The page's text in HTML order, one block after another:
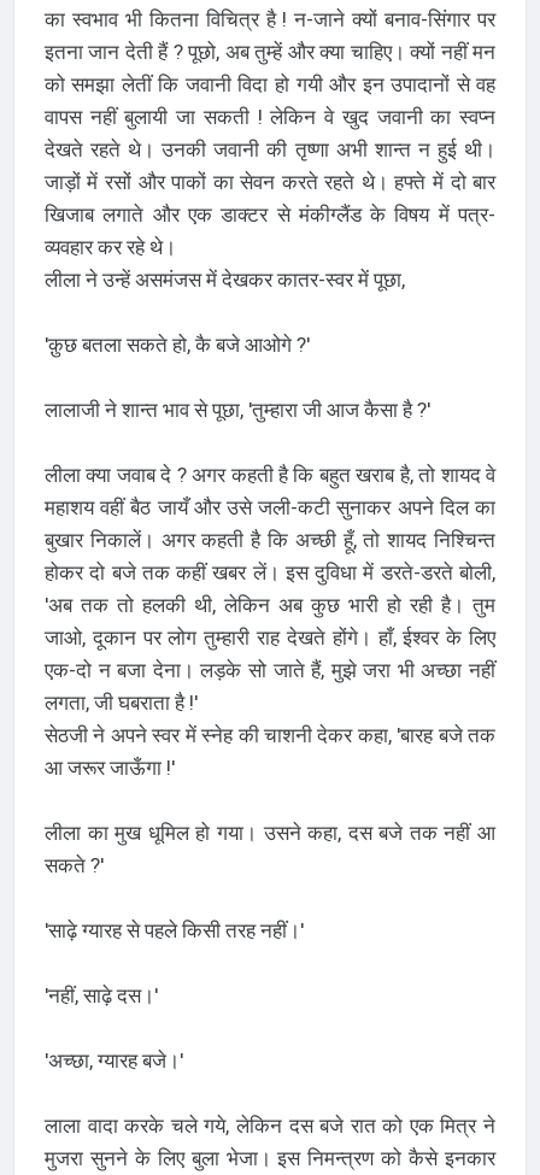
का स्वभाव भी कितना विचित्र है ! न-जाने क्यों बनाव-सिंगार पर
इतना जान देती हैं ? पूछो, अब तुम्हें और क्या चाहिए। क्यों नहीं मन
को समझा लेतीं कि जवानी विदा हो गयी और इन उपादानों से वह
वापस नहीं बुलायी जा सकती ! लेकिन वे खुद जवानी का स्वप्न
देखते रहते थे। उनकी जवानी की तृष्णा अभी शान्त न हुई थी।
जाड़ों में रसों और पाकों का सेवन करते रहते थे। हफ्ते में दो बार
खिजाब लगाते और एक डाक्टर से मंकीग्लैंड के विषय में पत्र-
व्यवहार कर रहे थे।
लीला ने उन्हें असमंजस में देखकर कातर-स्वर में पूछा,
'क़ुछ बतला सकते हो, कै बजे आओगे ?'
लालाजी ने शान्त भाव से पूछा, 'तुम्हारा जी आज कैसा है ?'
लीला क्या जवाब दे ? अगर कहती है कि बहुत खराब है, तो शायद वे
महाशय वहीं बैठ जायँ और उसे जली-कटी सुनाकर अपने दिल का
बुखार निकालें। अगर कहती है कि अच्छी हूँ, तो शायद निश्चिन्त
होकर दो बजे तक कहीं खबर लें। इस दुविधा में डरते-डरते बोली,
'अब तक तो हलकी थी, लेकिन अब कुछ भारी हो रही है। तुम
जाओ, दूकान पर लोग तुम्हारी राह देखते होंगे। हाँ, ईश्वर के लिए
एक-दो न बजा देना। लड़के सो जाते हैं, मुझे जरा भी अच्छा नहीं
लगता, जी घबराता है !'
सेठजी ने अपने स्वर में स्नेह की चाशनी देकर कहा, 'बारह बजे तक
आ जरूर जाऊँगा !'
लीला का मुख धूमिल हो गया। उसने कहा, दस बजे तक नहीं आ
सकते ?'
'साढ़े ग्यारह से पहले किसी तरह नहीं।'
'नहीं, साढ़े दस।'
'अच्छा, ग्यारह बजे।'
लाला वादा करके चले गये, लेकिन दस बजे रात को एक मित्र ने
मुजरा सुनने के लिए बुला भेजा। इस निमन्त्रण को कैसे इनकार